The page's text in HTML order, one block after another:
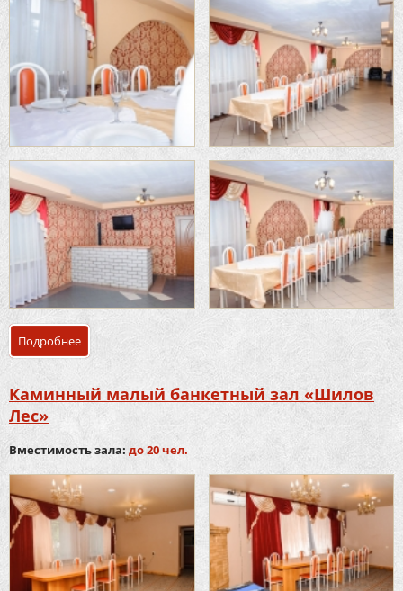
Подробнее о Основной банкетный зал «Шилов Лес»
Каминный малый банкетный зал «Шилов
Лес»
Вместимость зала: до 20 чел.